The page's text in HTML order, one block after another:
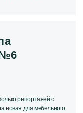
№6
репортажей с
новая для мебельного